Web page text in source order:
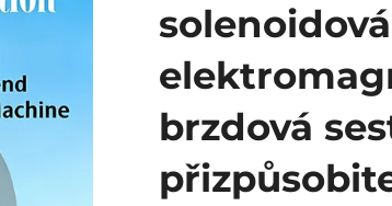
solenoidová
brzdová